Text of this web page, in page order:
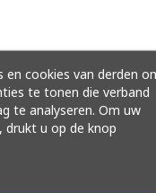
en cookies van derden
te tonen die verband
te analyseren. Om uw
u op de knop